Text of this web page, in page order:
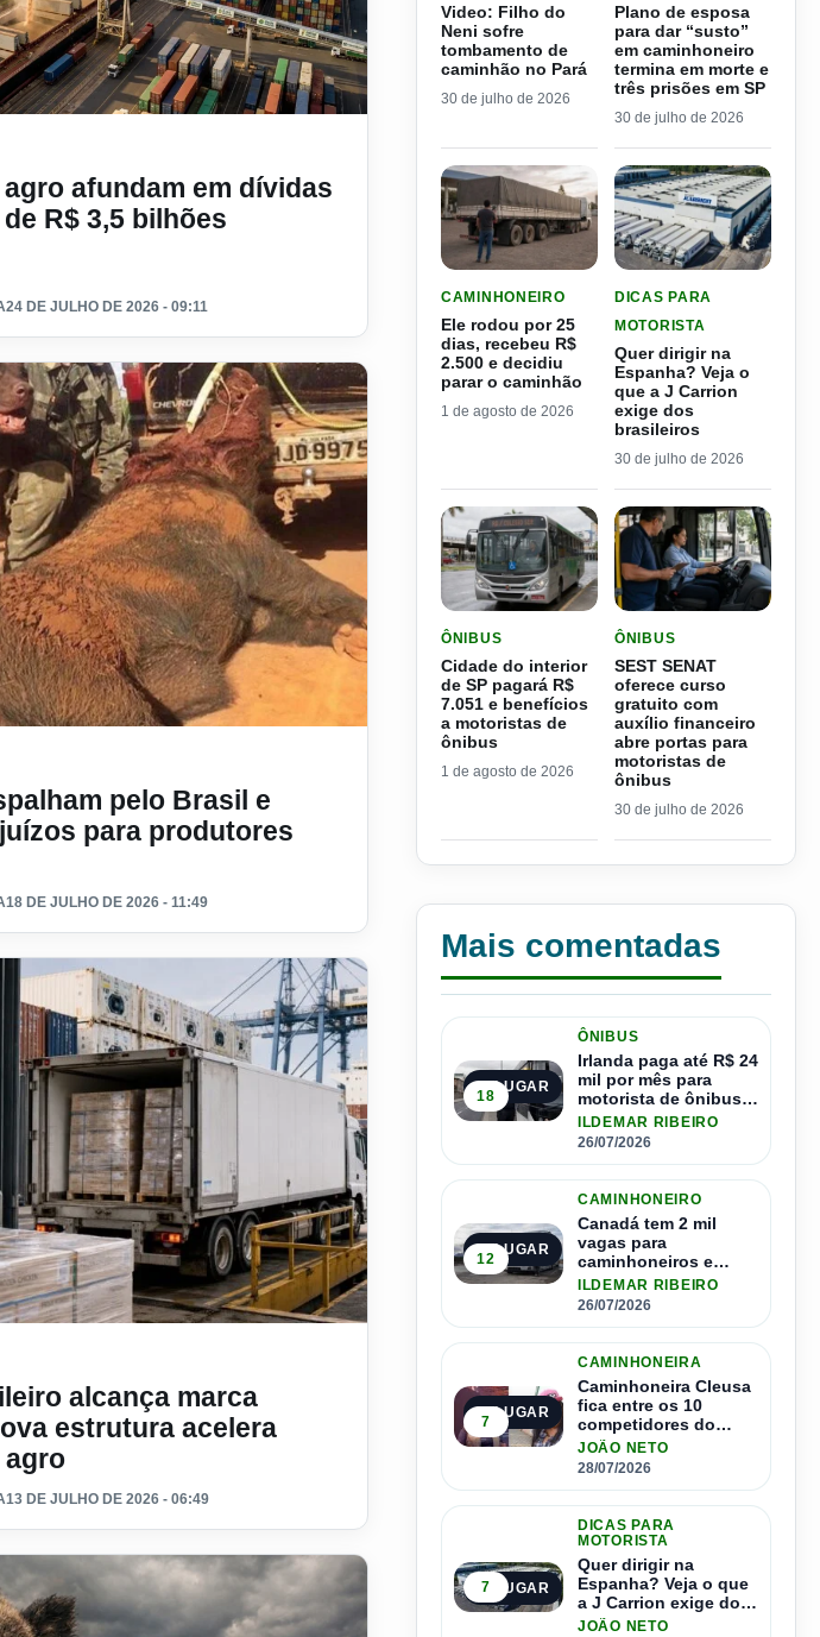
após trabalho escravo.
afundam em dívidas
R$ 3,5 bilhões
24 DE JULHO DE 2026 - 09:11
espalham pelo Brasil e ampliam prejuízos para produtores rurais
pelo Brasil e
para produtores
18 DE JULHO DE 2026 - 11:49
alcança marca
estrutura acelera
agro
13 DE JULHO DE 2026 - 06:49
Video: Filho do
Neni sofre
tombamento de
caminhão no Pará
30 de julho de 2026
Plano de esposa
para dar “susto”
em caminhoneiro
termina em morte e
três prisões em SP
30 de julho de 2026
CAMINHONEIRO
Ele rodou por 25
dias, recebeu R$
2.500 e decidiu
parar o caminhão
1 de agosto de 2026
DICAS PARA
MOTORISTA
Quer dirigir na
Espanha? Veja o
que a J Carrion
exige dos
brasileiros
30 de julho de 2026
ÔNIBUS
Cidade do interior
de SP pagará R$
7.051 e benefícios
a motoristas de
ônibus
1 de agosto de 2026
ÔNIBUS
SEST SENAT
oferece curso
gratuito com
auxílio financeiro
abre portas para
motoristas de
ônibus
30 de julho de 2026
Mais comentadas
1º LUGAR
18
ÔNIBUS
Irlanda paga até R$ 24
mil por mês para
motorista de ônibus e
pode contratar até
1.500 motoristas
ILDEMAR RIBEIRO
26/07/2026
2º LUGAR
12
CAMINHONEIRO
Canadá tem 2 mil
vagas para
caminhoneiros e
salário de até R$ 24
mil por mês
ILDEMAR RIBEIRO
26/07/2026
3º LUGAR
7
CAMINHONEIRA
Caminhoneira Cleusa
fica entre os 10
competidores do
Master Driver Brasil
JOÃO NETO
28/07/2026
4º LUGAR
7
DICAS PARA
MOTORISTA
Quer dirigir na
Espanha? Veja o que
a J Carrion exige dos
brasileiros
JOÃO NETO